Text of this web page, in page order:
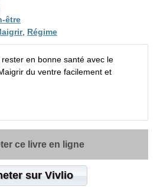
être
, Régime
en bonne santé avec le
du ventre facilement et
ce livre en ligne
sur Vivlio